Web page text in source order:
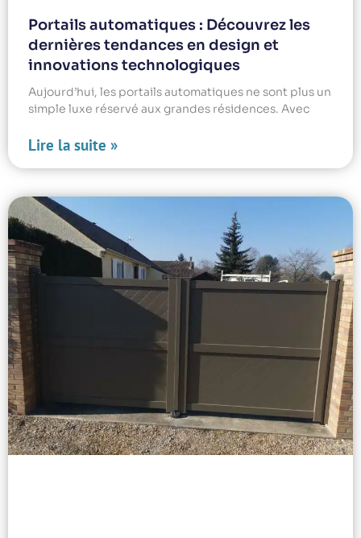
Portails automatiques : Découvrez les
dernières tendances en design et
innovations technologiques
Aujourd’hui, les portails automatiques ne sont plus un
simple luxe réservé aux grandes résidences. Avec
Lire la suite »